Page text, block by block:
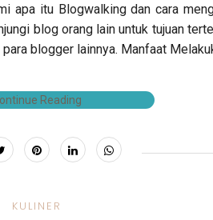
itu Blogwalking dan cara
blog orang lain untuk tujuan
blogger lainnya. Manfaat
Reading
KULINER